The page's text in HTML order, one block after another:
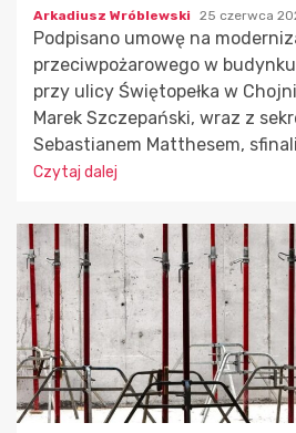
Arkadiusz Wróblewski 25 czerwca
Podpisano umowę na
przeciwpożarowego w
przy ulicy Świętopełka w
Marek Szczepański, wraz z
Sebastianem Matthesem,
Czytaj dalej